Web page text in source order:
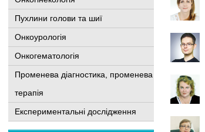
Пухлини голови та шиї
Онкоурологія
Онкогематологія
Променева діагностика, променева
терапія
Експериментальні дослідження